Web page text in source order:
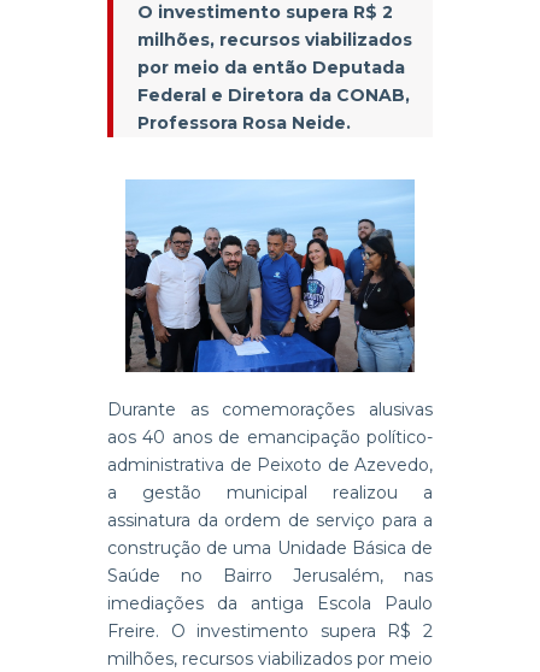
O investimento supera R$ 2
milhões, recursos viabilizados
por meio da então Deputada
Federal e Diretora da CONAB,
Professora Rosa Neide.
Durante as comemorações alusivas
aos 40 anos de emancipação político-
administrativa de Peixoto de Azevedo,
a gestão municipal realizou a
assinatura da ordem de serviço para a
construção de uma Unidade Básica de
Saúde no Bairro Jerusalém, nas
imediações da antiga Escola Paulo
Freire. O investimento supera R$ 2
milhões, recursos viabilizados por meio